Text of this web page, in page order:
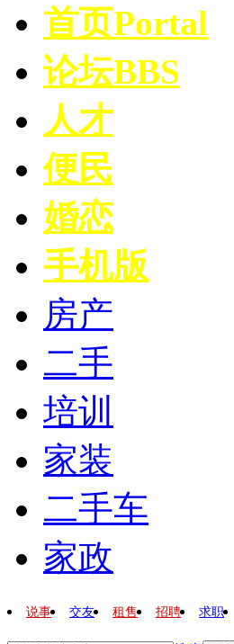
首页Portal
论坛BBS
人才
便民
婚恋
手机版
房产
二手
培训
家装
二手车
家政
说事 交友 租售 招聘 求职